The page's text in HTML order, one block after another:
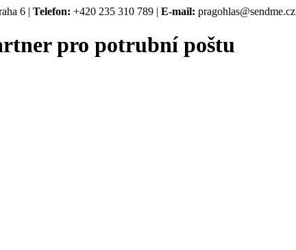
6 | Telefon: +420 235 310 789 | E-mail: pragohlas@sendme.cz
pro potrubní poštu